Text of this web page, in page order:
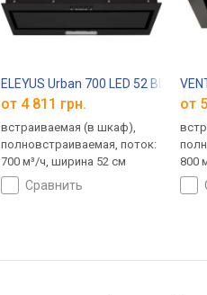
ELEYUS Urban 700 LED 52 BL
от 4 811 грн.
встраиваемая (в шкаф),
полновстраиваемая, поток:
700 м³/ч, ширина 52 см
сравнить
от
800